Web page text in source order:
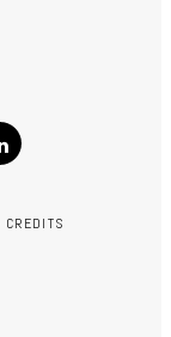
CREDITS